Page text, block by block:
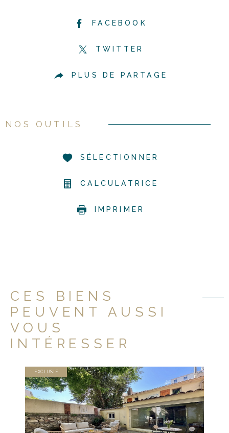
FACEBOOK
TWITTER
PLUS DE PARTAGE
NOS OUTILS
SÉLECTIONNER
CALCULATRICE
IMPRIMER
CES BIENS
PEUVENT AUSSI
VOUS
INTÉRESSER
EXCLUSIF
VOIR LE BIEN